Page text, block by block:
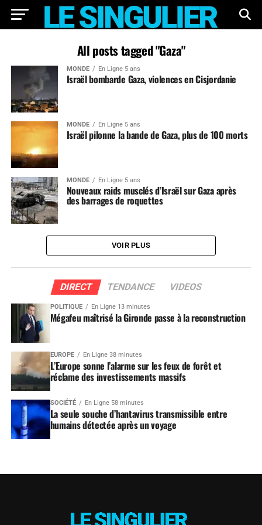
All posts tagged "Gaza"
MONDE En Ligne 5 ans
Israël bombarde Gaza, violences en Cisjordanie
MONDE En Ligne 5 ans
Israël pilonne la bande de Gaza, plus de 100 morts
MONDE En Ligne 5 ans
Nouveaux raids musclés d’Israël sur Gaza après
des barrages de roquettes
VOIR PLUS
DIRECT TENDANCE VIDEOS
POLITIQUE En Ligne 13 minutes
Mégafeu maîtrisé la Gironde passe à la reconstruction
EUROPE En Ligne 38 minutes
L’Europe sonne l’alarme sur les feux de forêt et
réclame des investissements massifs
SOCIÉTÉ En Ligne 58 minutes
La seule souche d’hantavirus transmissible entre
humains détectée après un voyage